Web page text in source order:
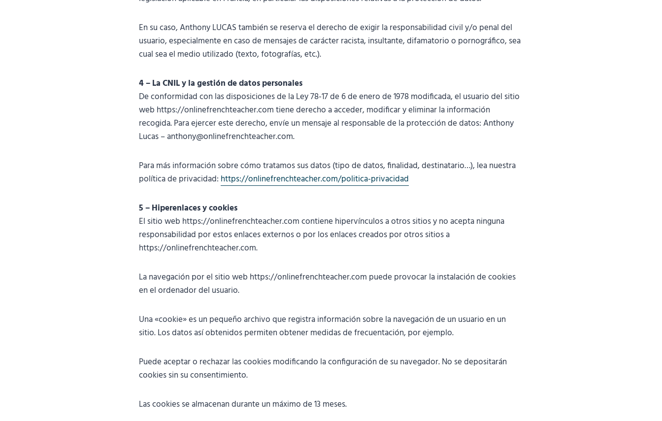
En su caso, Anthony LUCAS también se reserva el derecho de exigir la responsabilidad civil y/o penal del
usuario, especialmente en caso de mensajes de carácter racista, insultante, difamatorio o pornográfico, sea
cual sea el medio utilizado (texto, fotografías, etc.).
4 – La CNIL y la gestión de datos personales
De conformidad con las disposiciones de la Ley 78-17 de 6 de enero de 1978 modificada, el usuario del sitio
web https://onlinefrenchteacher.com tiene derecho a acceder, modificar y eliminar la información
recogida. Para ejercer este derecho, envíe un mensaje al responsable de la protección de datos: Anthony
Lucas – anthony@onlinefrenchteacher.com.
Para más información sobre cómo tratamos sus datos (tipo de datos, finalidad, destinatario…), lea nuestra
política de privacidad: https://onlinefrenchteacher.com/politica-privacidad
5 – Hiperenlaces y cookies
El sitio web https://onlinefrenchteacher.com contiene hipervínculos a otros sitios y no acepta ninguna
responsabilidad por estos enlaces externos o por los enlaces creados por otros sitios a
https://onlinefrenchteacher.com.
La navegación por el sitio web https://onlinefrenchteacher.com puede provocar la instalación de cookies
en el ordenador del usuario.
Una «cookie» es un pequeño archivo que registra información sobre la navegación de un usuario en un
sitio. Los datos así obtenidos permiten obtener medidas de frecuentación, por ejemplo.
Puede aceptar o rechazar las cookies modificando la configuración de su navegador. No se depositarán
cookies sin su consentimiento.
Las cookies se almacenan durante un máximo de 13 meses.